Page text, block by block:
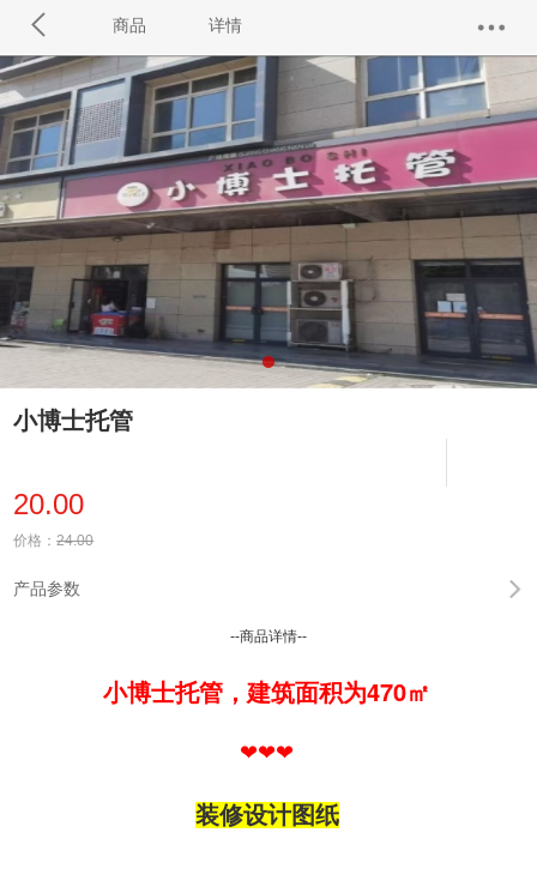
商品 详情
小博士托管
20.00
价格：24.00
产品参数
--商品详情--
小博士托管，建筑面积为470㎡
❤❤❤
装修设计图纸